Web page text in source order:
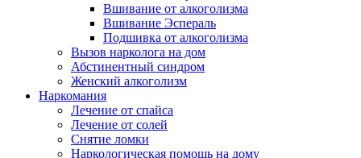
Вшивание от алкоголизма
Вшивание Эспераль
Подшивка от алкоголизма
Вызов нарколога на дом
Абстинентный синдром
Женский алкоголизм
Наркомания
Лечение от спайса
Лечение от солей
Снятие ломки
Наркологическая помощь на дому